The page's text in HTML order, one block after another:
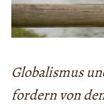
Globalismus
fordern von